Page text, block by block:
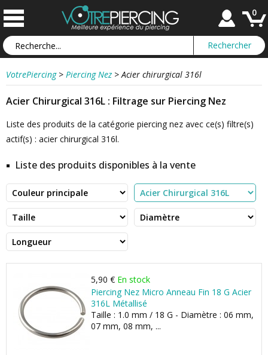
0
VotrePiercing > Piercing Nez > Acier chirurgical 316l
Acier Chirurgical 316L : Filtrage sur Piercing Nez
Liste des produits de la catégorie piercing nez avec ce(s) filtre(s)
actif(s) : acier chirurgical 316l.
Liste des produits disponibles à la vente
5,90 € En stock
Piercing Nez Micro Anneau Fin 18 G Acier
316L Métallisé
Taille : 1.0 mm / 18 G - Diamètre : 06 mm,
07 mm, 08 mm, ...